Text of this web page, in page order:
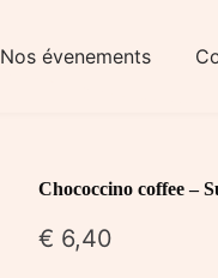
Nos évenements
Chococcino coffee –
€ 6,40